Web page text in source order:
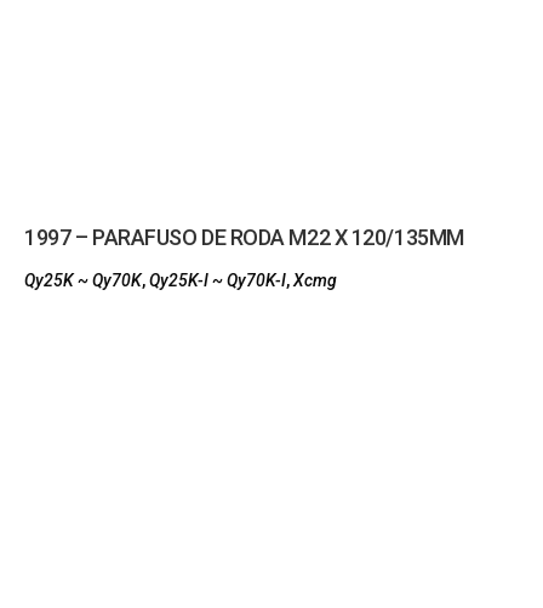
1997 – PARAFUSO DE RODA M22 X 120/135MM
Qy25K ~ Qy70K,Qy25K-I ~ Qy70K-I,Xcmg